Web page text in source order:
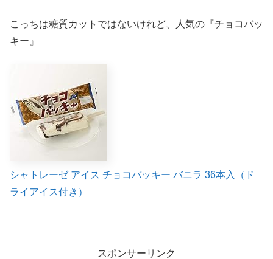
こっちは糖質カットではないけれど、人気の『チョコバッ
キー』
シャトレーゼ アイス チョコバッキー バニラ 36本入（ド
ライアイス付き）
スポンサーリンク